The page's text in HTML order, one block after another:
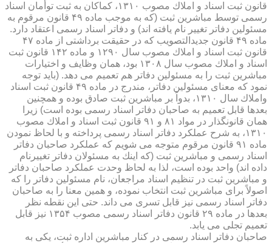
قانون ثبت اسناد و املاك مصوب ۱۳۱۰، كماكان به ثبت توأمان اسناد
رسمی توسط مباشرین ثبت (كه به موجب ماده ۴۹ قانون مرقوم به
مسئولین دفاتر تغییر نام یافته اند) و دفاتر اسناد رسمی اعتقاد دارد.
ماده ۴۹ قانون جدیدالتصویب كه در حقیقت برداشتی از ماده ۴۷
قانون ثبت اسناد و املاك مصوب سال ۱۲۹۰ و ماده ۱۴۲ قانون ثبت
اسناد و املاك مصوب سال ۱۳۰۸ بود، همان وظایف و اختیارات
مباشرین ثبت را به مسئولین دفاتر هم تعمیم می دهد. (باید توجه
نمود كه معنای مسئولین دفاتر، مندرج در ماده ۴۹ قانون ثبت اسناد
واملاك سال ۱۳۱۰، بدواً بر مباشرین ثبت صادق بوده و همچنین
بعدها قابل تعمیم به صاحبان دفاتر اسناد رسمی بوده است) زیرا
همان قانونگذار در مواد ۸۱ و ۹۱ قانون ثبت اسناد و املاك مصوب
۱۳۱۰، به شرح عملكرد دفاتر اسناد رسمی پرداخته و با لحاظ نمودن
ماده ۹۱ قانون مرقوم متوجه می شویم كه عملكرد صاحبان دفاتر
اسناد رسمی و مباشرین ثبت (كه اینك به مسئولان دفاتر تغییرنام
داده اند) واحد بوده است، لذا به لحاظ وحدت عملكرد صاحبان دفاتر
و مباشرین ثبت در تنظیم اسناد مراجعان، نام مسئولین دفاتر را كه
اصولاً برای مباشرین ثبت انتخاب نموده، و همین معنا را به صاحبان
دفاتر اسناد رسمی نیز قابل تسری می داند. حتی این نقطه نظر
بعدها در ماده ۲۹ قانون دفاتر اسناد رسمی مصوب ۱۳۵۴ نیز قابل
تعمیم تجلی می یابد.
صاحبان دفاتر اسناد رسمی در كنار مباشرین اداره ثبت، یكی به